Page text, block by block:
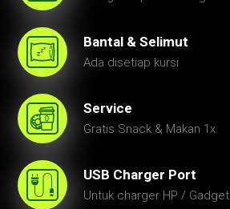
Bantal & Selimut
Ada disetiap kursi
Service
Gratis Snack & Makan 1x
USB Charger Port
Untuk charger HP / Gadget